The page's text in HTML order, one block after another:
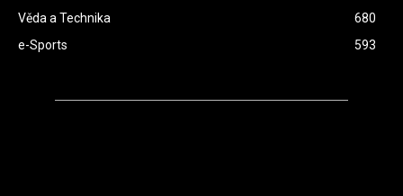
Věda a Technika
680
e-Sports
593